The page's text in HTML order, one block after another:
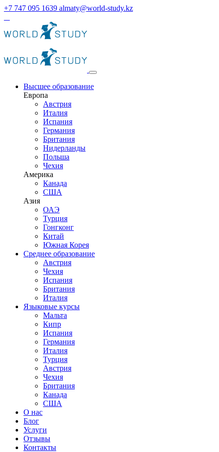
+7 747 095 1639 almaty@world-study.kz
Высшее образование
Европа
Австрия
Италия
Испания
Германия
Британия
Нидерланды
Польша
Чехия
Америка
Канада
США
Азия
ОАЭ
Турция
Гонгконг
Китай
Южная Корея
Среднее образование
Австрия
Чехия
Испания
Британия
Италия
Языковые курсы
Мальта
Кипр
Испания
Германия
Италия
Турция
Австрия
Чехия
Британия
Канада
США
О нас
Блог
Услуги
Отзывы
Контакты